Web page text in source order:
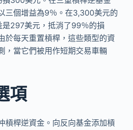
三個增益為9％。在3,300美元的
297美元，抵消了99％的損
於每天重置槓桿，這些類型的資
，當它們被用作短期交易車輛
項
槓桿逆資金。向反向基金添加槓